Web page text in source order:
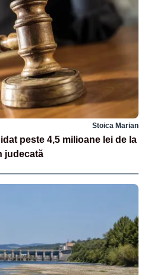
Stoica Marian
peste 4,5 milioane lei de la
judecată